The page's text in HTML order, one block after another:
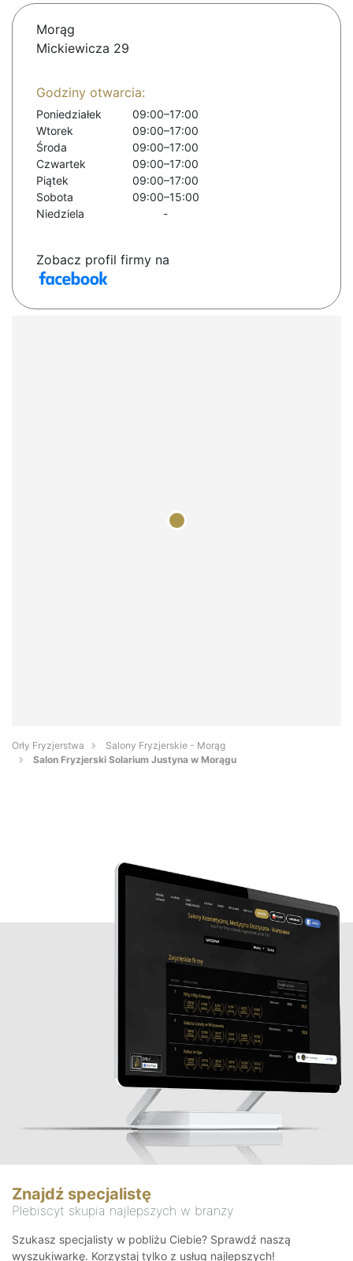
Morąg
Mickiewicza 29
Godziny otwarcia:
Poniedziałek
09:00–17:00
Wtorek
09:00–17:00
Środa
09:00–17:00
Czwartek
09:00–17:00
Piątek
09:00–17:00
Sobota
09:00–15:00
Niedziela
-
Zobacz profil firmy na
Orły Fryzjerstwa
Salony Fryzjerskie - Morąg
Salon Fryzjerski Solarium Justyna w Morągu
Znajdź specjalistę
Plebiscyt skupia najlepszych w branży
Szukasz specjalisty w pobliżu Ciebie? Sprawdź naszą
wyszukiwarkę. Korzystaj tylko z usług najlepszych!